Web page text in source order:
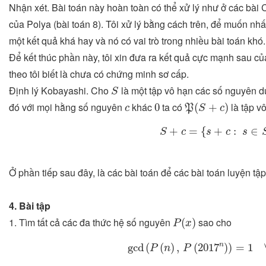
Nhận xét. Bài toán này hoàn toàn có thể xử lý như ở các bài
của Polya (bài toán 8). Tôi xử lý bằng cách trên, để muốn
một kết quả khá hay và nó có vai trò trong nhiều bài toán khó.
Để kết thúc phần này, tôi xin đưa ra kết quả cực mạnh sau
theo tôi biết là chưa có chứng minh sơ cấp.
Định lý Kobayashi. Cho S
S là một tập vô hạn các số nguyên
đó với mọi hằng số nguyên c
c khác0
0ta có P(S + c)
P(S+ c là tập
S + c = {s + c : s ∈
S ={s + :s S }.
Ở phần tiếp sau đây, là các bài toán để các bài toán luyện
4. Bài tập
1. Tìm tất cả các đa thức hệ số nguyên P(x)
P(x) sao cho
gcd(P (n) , P (2017n)) = 1
gcd( P ),P(2017n 1∀ n